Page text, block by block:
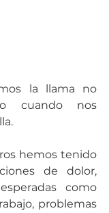
la llama no
cuando nos
hemos tenido
de dolor,
como
problemas